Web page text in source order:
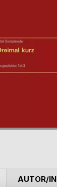
AUTOR/IN